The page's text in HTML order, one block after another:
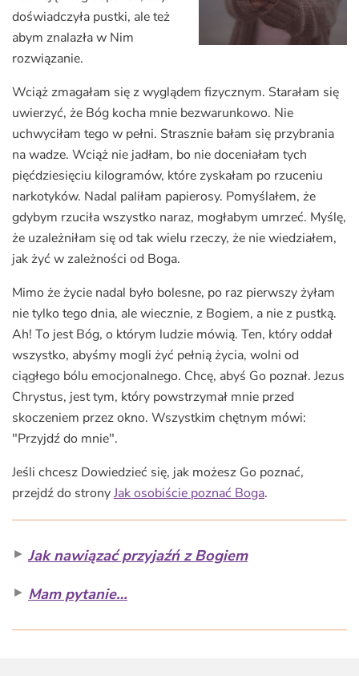
doświadczyła pustki, ale też
abym znalazła w Nim
rozwiązanie.
Wciąż zmagałam się z wyglądem fizycznym. Starałam się
uwierzyć, że Bóg kocha mnie bezwarunkowo. Nie
uchwyciłam tego w pełni. Strasznie bałam się przybrania
na wadze. Wciąż nie jadłam, bo nie doceniałam tych
pięćdziesięciu kilogramów, które zyskałam po rzuceniu
narkotyków. Nadal paliłam papierosy. Pomyślałem, że
gdybym rzuciła wszystko naraz, mogłabym umrzeć. Myślę,
że uzależniłam się od tak wielu rzeczy, że nie wiedziałem,
jak żyć w zależności od Boga.
Mimo że życie nadal było bolesne, po raz pierwszy żyłam
nie tylko tego dnia, ale wiecznie, z Bogiem, a nie z pustką.
Ah! To jest Bóg, o którym ludzie mówią. Ten, który oddał
wszystko, abyśmy mogli żyć pełnią życia, wolni od
ciągłego bólu emocjonalnego. Chcę, abyś Go poznał. Jezus
Chrystus, jest tym, który powstrzymał mnie przed
skoczeniem przez okno. Wszystkim chętnym mówi:
"Przyjdź do mnie".
Jeśli chcesz Dowiedzieć się, jak możesz Go poznać,
przejdź do stronyJak osobiście poznać Boga.
► Jak nawiązać przyjaźń z Bogiem
► Mam pytanie…